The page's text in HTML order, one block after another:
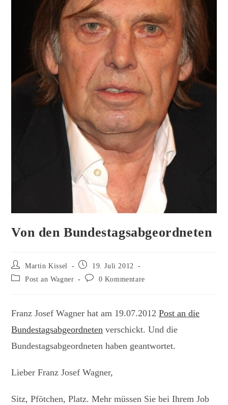
Von den Bundestagsabgeordneten
Beitrags-
Autor:
Martin Kissel
Beitrag
veröffentlicht:
19. Juli 2012
Beitrags-Post an Wagner
Beitrags-0 Kommentare
Franz Josef Wagner hat am 19.07.2012Post an die
Bundestagsabgeordneten verschickt. Und die
Bundestagsabgeordneten haben geantwortet.
Lieber Franz Josef Wagner,
Sitz, Pfötchen, Platz. Mehr müssen Sie bei Ihrem Job